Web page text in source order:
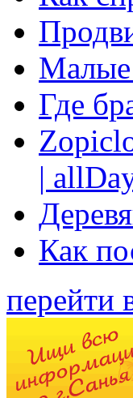
Малые
Где
|
Как
перейти